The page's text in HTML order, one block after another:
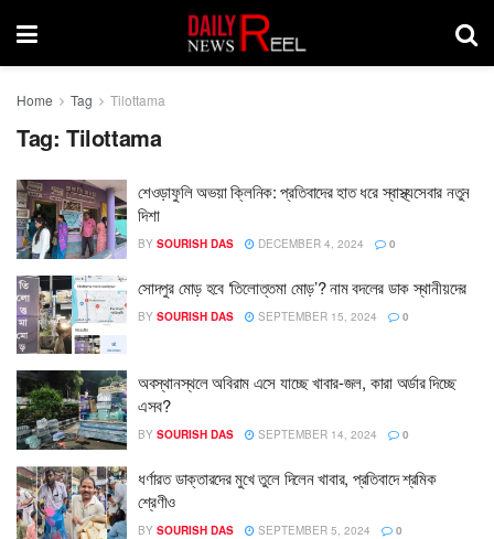
Home Tag Tilottama
Tag: Tilottama
শেওড়াফুলি অভয়া ক্লিনিক: প্রতিবাদের হাত ধরে স্বাস্থ্যসেবার নতুন
দিশা
BY SOURISH DAS DECEMBER 4, 2024 0
সোদপুর মোড় হবে ‘তিলোত্তমা মোড়’? নাম বদলের ডাক স্থানীয়দের
BY SOURISH DAS SEPTEMBER 15, 2024 0
অবস্থানস্থলে অবিরাম এসে যাচ্ছে খাবার-জল, কারা অর্ডার দিচ্ছে
এসব?
BY SOURISH DAS SEPTEMBER 14, 2024 0
ধর্ণারত ডাক্তারদের মুখে তুলে দিলেন খাবার, প্রতিবাদে শ্রমিক
শ্রেণীও
BY SOURISH DAS SEPTEMBER 5, 2024 0